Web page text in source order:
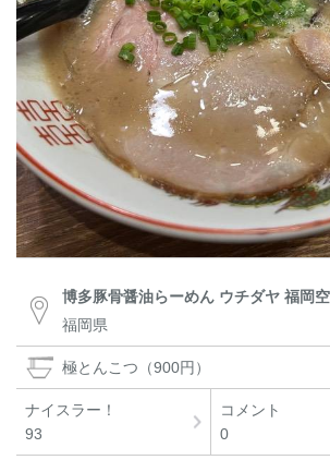
博多豚骨醤油らーめん ウチダヤ 福岡
福岡県
極とんこつ（900円）
ナイスラー！
93
コメント
0